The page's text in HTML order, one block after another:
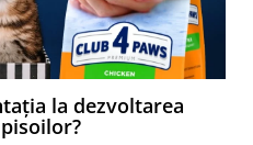
la dezvoltarea